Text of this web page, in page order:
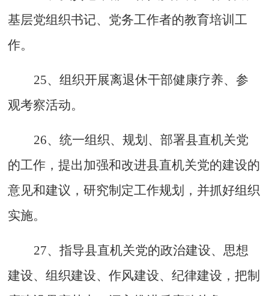
基层党组织书记、党务工作者的教育培训工
作。
25、组织开展离退休干部健康疗养、参
观考察活动。
26、统一组织、规划、部署县直机关党
的工作，提出加强和改进县直机关党的建设的
意见和建议，研究制定工作规划，并抓好组织
实施。
27、指导县直机关党的政治建设、思想
建设、组织建设、作风建设、纪律建设，把制